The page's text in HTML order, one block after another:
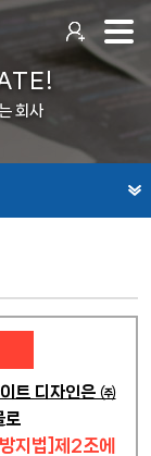
회사
트 디자인은 ㈜
로
지법]제2조에